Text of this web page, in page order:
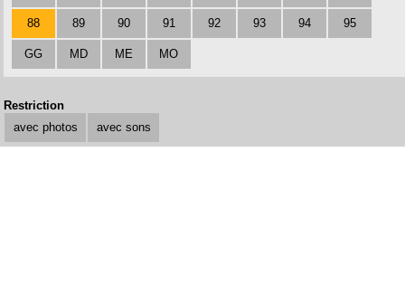
88 89 90 91 92 93 94 95
GG MD ME MO
Restriction
avec photos
avec sons